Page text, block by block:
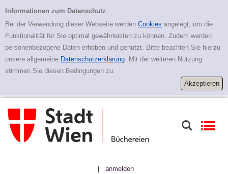
Erweiterte Suche
Informationen zum Datenschutz
Bei der Verwendung dieser Webseite werden Cookies angelegt, um die
Funktionalität für Sie optimal gewährleisten zu können. Zudem werden
personenbezogene Daten erhoben und genutzt. Bitte beachten Sie hierzu
unsere allgemeine Datenschutzerklärung. Mit der weiteren Nutzung
stimmen Sie diesen Bedingungen zu.
| anmelden